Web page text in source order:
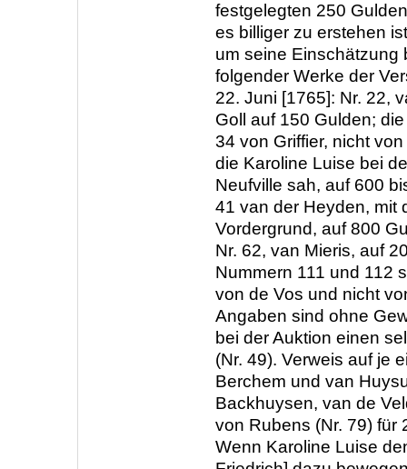
festgelegten 250
es billiger zu erstehen
um seine Einschätzung
folgender Werke der
22. Juni [1765]: Nr. 22,
Goll auf 150 Gulden;
34 von Griffier, nicht
die Karoline Luise bei
Neufville sah, auf 600
41 van der Heyden, mit
Vordergrund, auf 800
Nr. 62, van Mieris, auf
Nummern 111 und 112
von de Vos und nicht
Angaben sind ohne
bei der Auktion einen
(Nr. 49). Verweis auf je
Berchem und van
Backhuysen, van de
von Rubens (Nr. 79) für
Wenn Karoline Luise